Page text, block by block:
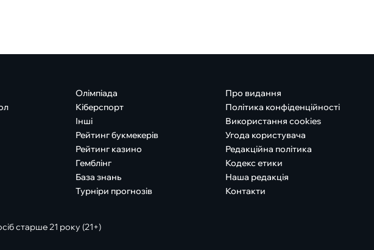
Олімпіада
Кіберспорт
Інші
Рейтинг букмекерів
Рейтинг казино
Гемблінг
База знань
Турніри прогнозів
Про видання
Політика конфіденційності
Використання cookies
Угода користувача
Редакційна політика
Кодекс етики
Наша редакція
Контакти
старше 21 року (21+)